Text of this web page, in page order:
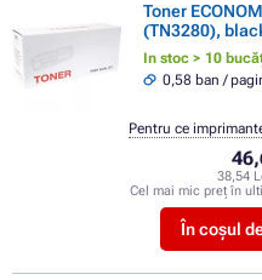
Toner
(TN3280),
In stoc > 10
0,58 ban /
38,54
Cel mai mic preț în
În coșul
Pentru ce